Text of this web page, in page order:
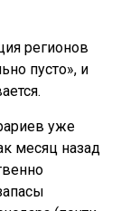
регионов
пусто», и
уже
месяц назад